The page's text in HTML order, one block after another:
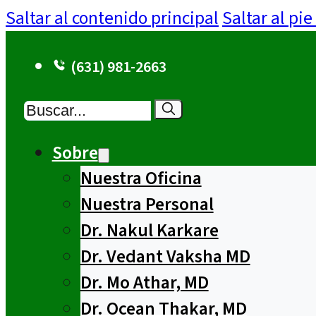
Saltar al contenido principalSaltar al
(631) 981-2663
Buscar
Sobre
Nuestra Oficina
Nuestra Personal
Dr. Nakul Karkare
Dr. Vedant Vaksha MD
Dr. Mo Athar, MD
Dr. Ocean Thakar, MD